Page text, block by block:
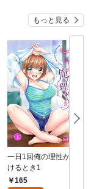
もっと見る
一日1回俺の理性が負
けるとき1
165